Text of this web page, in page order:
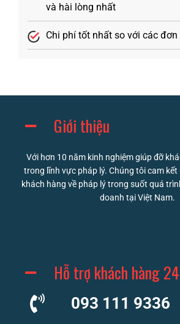
và hài lòng nhất
Chi phí tốt nhất so với các
Giới thiệu
Với hơn 10 năm kinh nghiệm giúp đỡ
trong lĩnh vực pháp lý. Chúng tôi cam
khách hàng về pháp lý trong suốt quá
doanh tại Việt Nam.
Hỗ trợ khách hàng
093 111 9336